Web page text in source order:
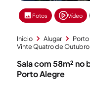
Fotos Vídeo
Início Alugar
Vinte Quatro de Outubro
Sala com 58m² no
Porto Alegre